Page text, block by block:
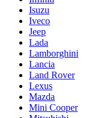
Isuzu
Iveco
Jeep
Lada
Lamborghini
Lancia
Land Rover
Lexus
Mazda
Mini Cooper